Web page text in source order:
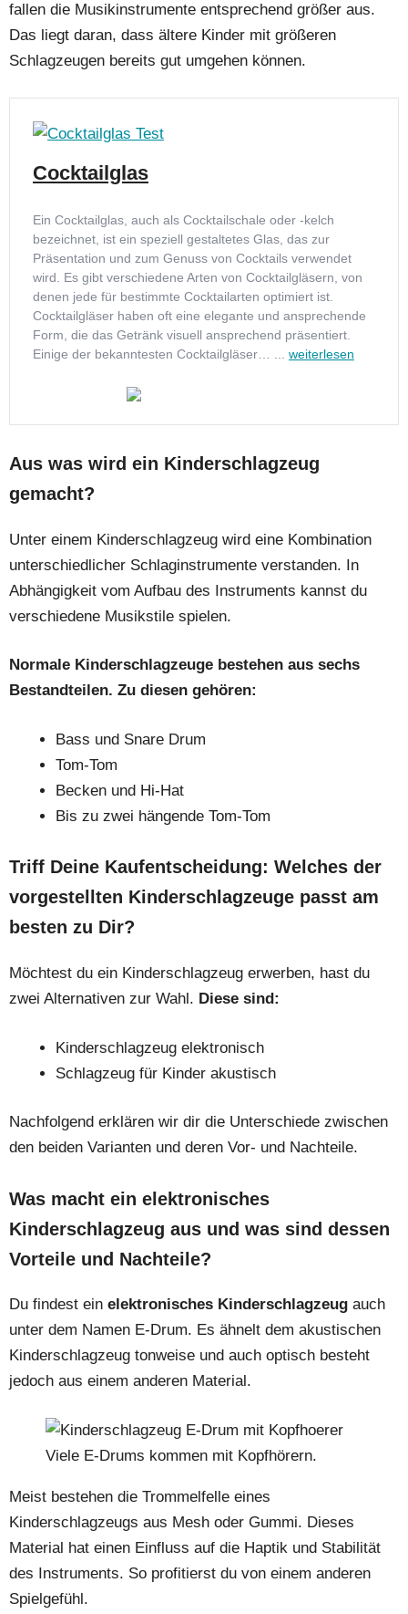
fallen die Musikinstrumente entsprechend größer aus.
Das liegt daran, dass ältere Kinder mit größeren
Schlagzeugen bereits gut umgehen können.
Cocktailglas
Ein Cocktailglas, auch als Cocktailschale oder -kelch
bezeichnet, ist ein speziell gestaltetes Glas, das zur
Präsentation und zum Genuss von Cocktails verwendet
wird. Es gibt verschiedene Arten von Cocktailgläsern, von
denen jede für bestimmte Cocktailarten optimiert ist.
Cocktailgläser haben oft eine elegante und ansprechende
Form, die das Getränk visuell ansprechend präsentiert.
Einige der bekanntesten Cocktailgläser… ... weiterlesen
Aus was wird ein Kinderschlagzeug
gemacht?
Unter einem Kinderschlagzeug wird eine Kombination
unterschiedlicher Schlaginstrumente verstanden. In
Abhängigkeit vom Aufbau des Instruments kannst du
verschiedene Musikstile spielen.
Normale Kinderschlagzeuge bestehen aus sechs
Bestandteilen. Zu diesen gehören:
Bass und Snare Drum
Tom-Tom
Becken und Hi-Hat
Bis zu zwei hängende Tom-Tom
Triff Deine Kaufentscheidung: Welches der
vorgestellten Kinderschlagzeuge passt am
besten zu Dir?
Möchtest du ein Kinderschlagzeug erwerben, hast du
zwei Alternativen zur Wahl. Diese sind:
Kinderschlagzeug elektronisch
Schlagzeug für Kinder akustisch
Nachfolgend erklären wir dir die Unterschiede zwischen
den beiden Varianten und deren Vor- und Nachteile.
Was macht ein elektronisches
Kinderschlagzeug aus und was sind dessen
Vorteile und Nachteile?
Du findest ein elektronisches Kinderschlagzeug auch
unter dem Namen E-Drum. Es ähnelt dem akustischen
Kinderschlagzeug tonweise und auch optisch besteht
jedoch aus einem anderen Material.
Viele E-Drums kommen mit Kopfhörern.
Meist bestehen die Trommelfelle eines
Kinderschlagzeugs aus Mesh oder Gummi. Dieses
Material hat einen Einfluss auf die Haptik und Stabilität
des Instruments. So profitierst du von einem anderen
Spielgefühl.